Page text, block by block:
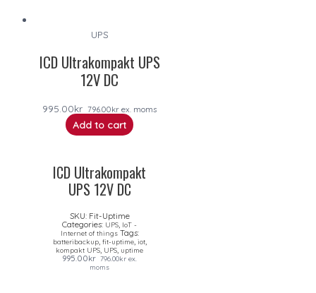
UPS
ICD Ultrakompakt UPS
12V DC
995.00kr 796.00kr ex. moms
Add to cart
ICD Ultrakompakt
UPS 12V DC
SKU: Fit-Uptime
Categories: UPS, IoT -
Internet of things Tags:
batteribackup, fit-uptime, iot,
kompakt UPS, UPS, uptime
995.00kr 796.00kr ex.
moms